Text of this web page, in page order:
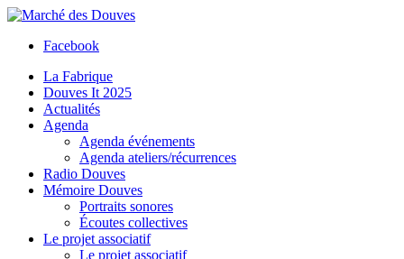
Facebook
La Fabrique
Douves It 2025
Actualités
Agenda
Agenda événements
Agenda ateliers/récurrences
Radio Douves
Mémoire Douves
Portraits sonores
Écoutes collectives
Le projet associatif
Le projet associatif